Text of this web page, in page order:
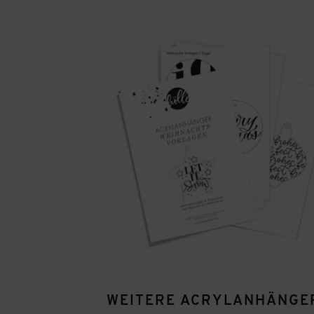
WEITERE